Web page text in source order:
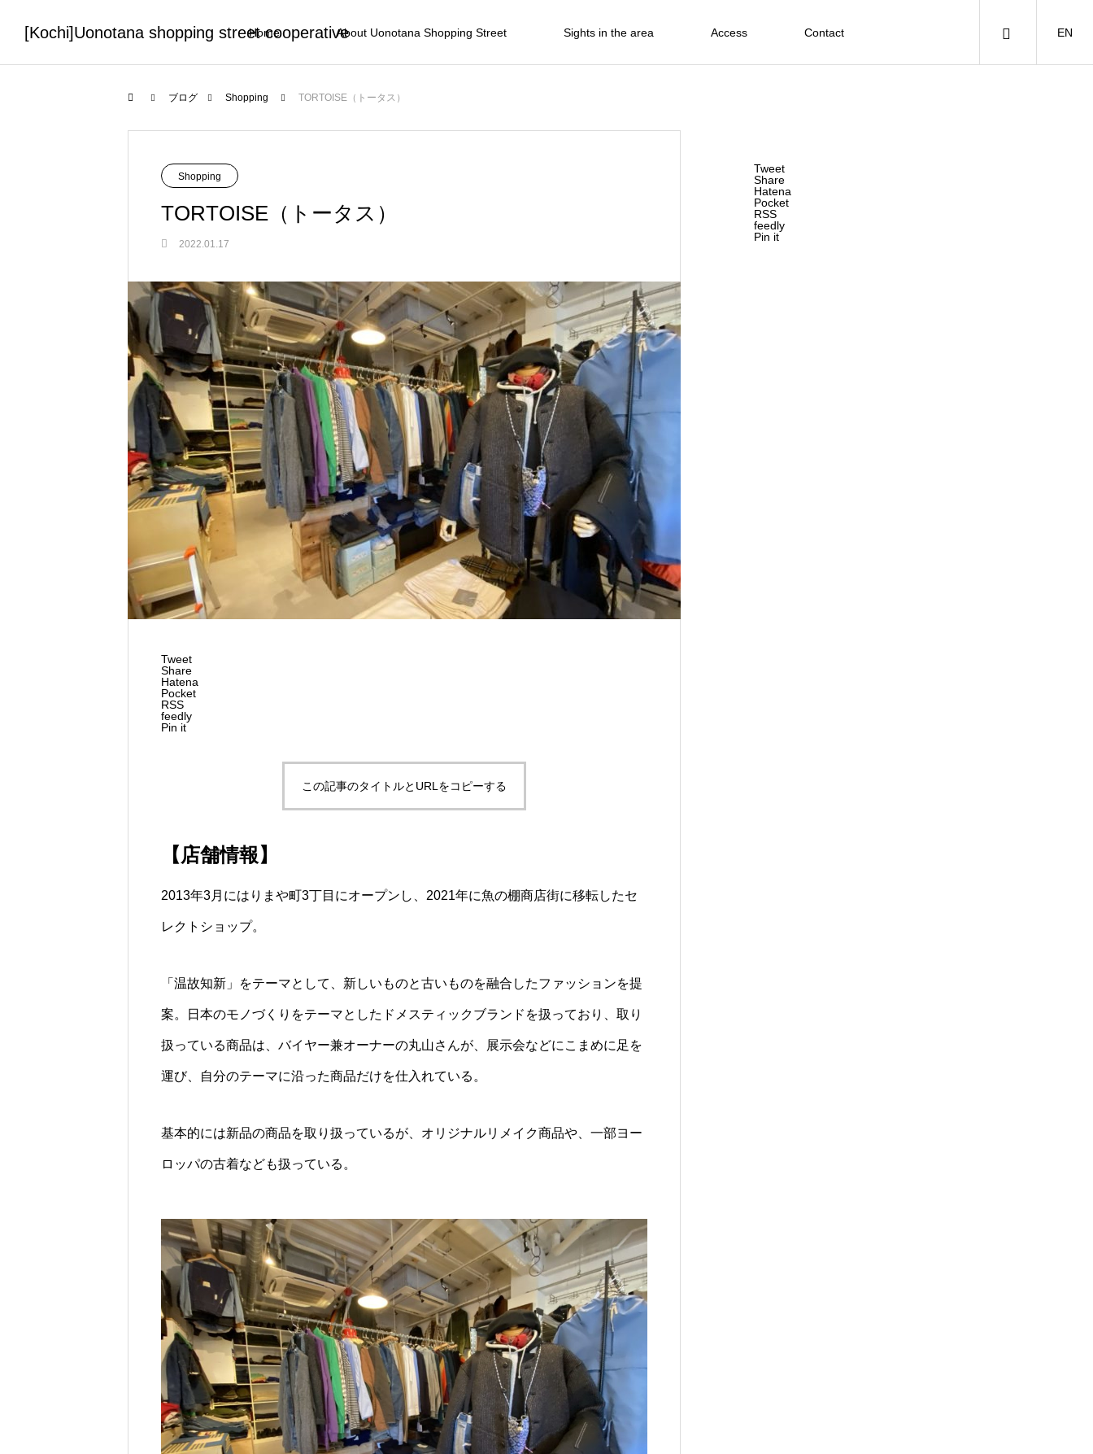
[Kochi]Uonotana shopping street cooperative
Home About Uonotana Shopping Street Sights in the area Access Contact EN
ブログ Shopping TORTOISE（トータス）
Shopping
TORTOISE（トータス）
2022.01.17
Tweet
Share
Hatena
Pocket
RSS
feedly
Pin it
この記事のタイトルとURLをコピーする
【店舗情報】
2013年3月にはりまや町3丁目にオープンし、2021年に魚の棚商店街に移転したセ
レクトショップ。
「温故知新」をテーマとして、新しいものと古いものを融合したファッションを提
案。日本のモノづくりをテーマとしたドメスティックブランドを扱っており、取り
扱っている商品は、バイヤー兼オーナーの丸山さんが、展示会などにこまめに足を
運び、自分のテーマに沿った商品だけを仕入れている。
基本的には新品の商品を取り扱っているが、オリジナルリメイク商品や、一部ヨー
ロッパの古着なども扱っている。
Tweet
Share
Hatena
Pocket
RSS
feedly
Pin it